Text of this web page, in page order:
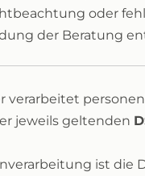
oder
der Beratung
verarbeitet
jeweils geltenden
ist die